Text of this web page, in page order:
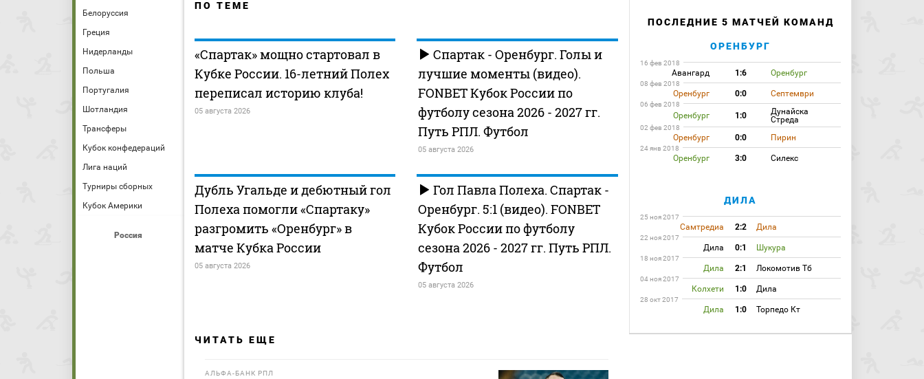
Белоруссия
Греция
Нидерланды
Польша
Португалия
Шотландия
Трансферы
Кубок конфедераций
Лига наций
Турниры сборных
Кубок Америки
Россия
ПО ТЕМЕ
«Спартак» мощно стартовал в
Кубке России. 16-летний Полех
переписал историю клуба!
05 августа 2026
Спартак - Оренбург. Голы и
лучшие моменты (видео).
FONBET Кубок России по
футболу сезона 2026 - 2027 гг.
Путь РПЛ. Футбол
05 августа 2026
Дубль Угальде и дебютный гол
Полеха помогли «Спартаку»
разгромить «Оренбург» в
матче Кубка России
05 августа 2026
Гол Павла Полеха. Спартак -
Оренбург. 5:1 (видео). FONBET
Кубок России по футболу
сезона 2026 - 2027 гг. Путь РПЛ.
Футбол
05 августа 2026
ЧИТАТЬ ЕЩЕ
АЛЬФА-БАНК РПЛ
ПОСЛЕДНИЕ 5 МАТЧЕЙ КОМАНД
ОРЕНБУРГ
16 фев 2018
Авангард 1:6 Оренбург
08 фев 2018
Оренбург 0:0 Септември
06 фев 2018
Оренбург 1:0
Дунайска
Стреда
02 фев 2018
Оренбург 0:0 Пирин
24 янв 2018
Оренбург 3:0 Силекс
ДИЛА
25 ноя 2017
Самтредиа 2:2 Дила
22 ноя 2017
Дила 0:1 Шукура
18 ноя 2017
Дила 2:1 Локомотив Тб
04 ноя 2017
Колхети 1:0 Дила
28 окт 2017
Дила 1:0 Торпедо Кт